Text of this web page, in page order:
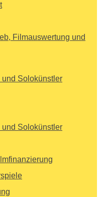
Filmauswertung und
und Solokünstler
und Solokünstler